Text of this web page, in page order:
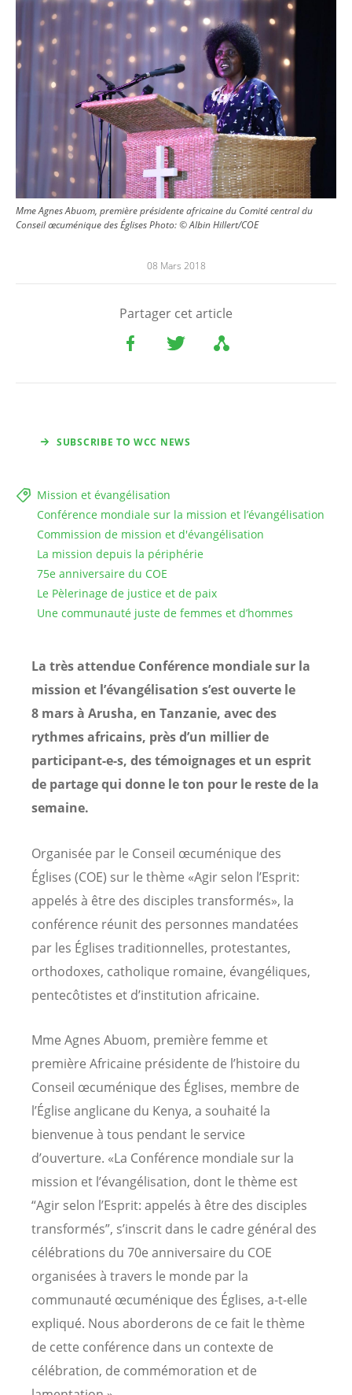
Mme Agnes Abuom, première présidente africaine du Comité central du
Conseil œcuménique des Églises Photo: © Albin Hillert/COE
08 Mars 2018
Partager cet article
SUBSCRIBE TO WCC NEWS
Mission et évangélisation
Conférence mondiale sur la mission et l’évangélisation
Commission de mission et d'évangélisation
La mission depuis la périphérie
75e anniversaire du COE
Le Pèlerinage de justice et de paix
Une communauté juste de femmes et d’hommes
La très attendue Conférence mondiale sur la
mission et l’évangélisation s’est ouverte le
8 mars à Arusha, en Tanzanie, avec des
rythmes africains, près d’un millier de
participant-e-s, des témoignages et un esprit
de partage qui donne le ton pour le reste de la
semaine.
Organisée par le Conseil œcuménique des
Églises (COE) sur le thème «Agir selon l’Esprit:
appelés à être des disciples transformés», la
conférence réunit des personnes mandatées
par les Églises traditionnelles, protestantes,
orthodoxes, catholique romaine, évangéliques,
pentecôtistes et d’institution africaine.
Mme Agnes Abuom, première femme et
première Africaine présidente de l’histoire du
Conseil œcuménique des Églises, membre de
l’Église anglicane du Kenya, a souhaité la
bienvenue à tous pendant le service
d’ouverture. «La Conférence mondiale sur la
mission et l’évangélisation, dont le thème est
“Agir selon l’Esprit: appelés à être des disciples
transformés”, s’inscrit dans le cadre général des
célébrations du 70e anniversaire du COE
organisées à travers le monde par la
communauté œcuménique des Églises, a-t-elle
expliqué. Nous aborderons de ce fait le thème
de cette conférence dans un contexte de
célébration, de commémoration et de